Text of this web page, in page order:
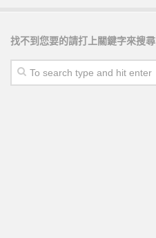
找不到您要的請打上關鍵字來搜尋